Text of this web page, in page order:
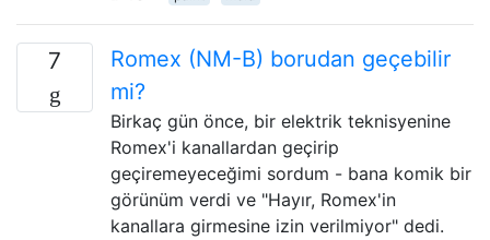
7
Romex (NM-B) borudan geçebilir
mi?
Birkaç gün önce, bir elektrik teknisyenine
Romex'i kanallardan geçirip
geçiremeyeceğimi sordum - bana komik bir
görünüm verdi ve "Hayır, Romex'in
kanallara girmesine izin verilmiyor" dedi.